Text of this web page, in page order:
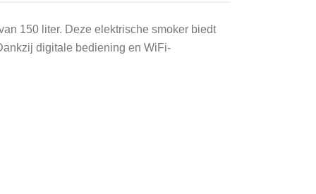
150 liter. Deze elektrische smoker biedt
digitale bediening en WiFi-